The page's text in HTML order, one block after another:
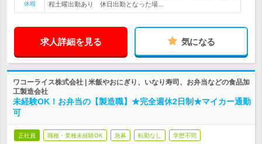
休暇
程土曜出勤あり 休日出勤となった場…
求人詳細を見る 気になる
ワコーライス株式会社 | 米飯やおにぎり、いなり寿司、お弁当などの食品加
工製造会社
未経験OK！お弁当の【製造職】★完全週休2日制★マイカー通勤
可
正社員 職種・業種未経験OK 急募 転勤なし 学歴不問